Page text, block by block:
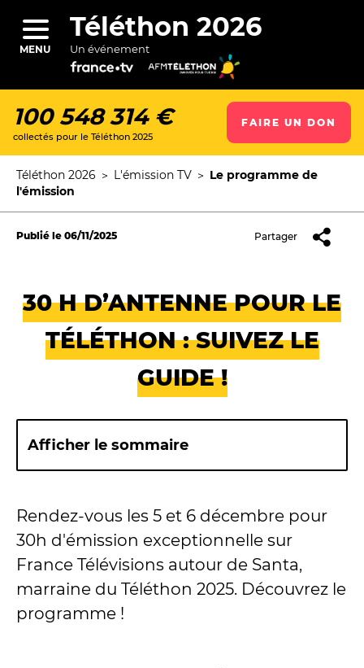
contenu
principal
MENU
Téléthon 2026
Un événement
100 548 314 €
collectés pour le Téléthon 2025
FAIRE UN DON
Fil
Téléthon 2026 L'émission TV
Le programme de
l'émission
Publié le 06/11/2025 Partager
30 H D’ANTENNE POUR LE
TÉLÉTHON : SUIVEZ LE
GUIDE !
Afficher le sommaire
Rendez-vous les 5 et 6 décembre pour
30h d'émission exceptionnelle sur
France Télévisions autour de Santa,
marraine du Téléthon 2025. Découvrez le
programme !